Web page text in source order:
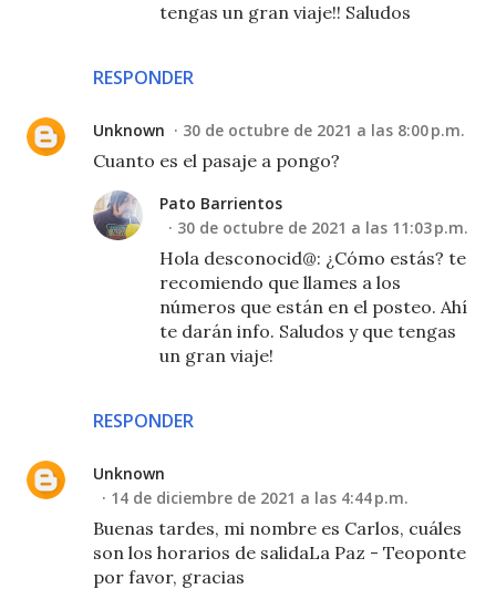
RESPONDER
tengas un gran viaje!! Saludos
Unknown 30 de octubre de 2021 a las 8:00 p.m.
Cuanto es el pasaje a pongo?
RESPONDER
Pato Barrientos
30 de octubre de 2021 a las 11:03 p.m.
Hola desconocid@: ¿Cómo estás? te
recomiendo que llames a los
números que están en el posteo. Ahí
te darán info. Saludos y que tengas
un gran viaje!
Unknown
14 de diciembre de 2021 a las 4:44 p.m.
Buenas tardes, mi nombre es Carlos, cuáles
son los horarios de salidaLa Paz - Teoponte
por favor, gracias